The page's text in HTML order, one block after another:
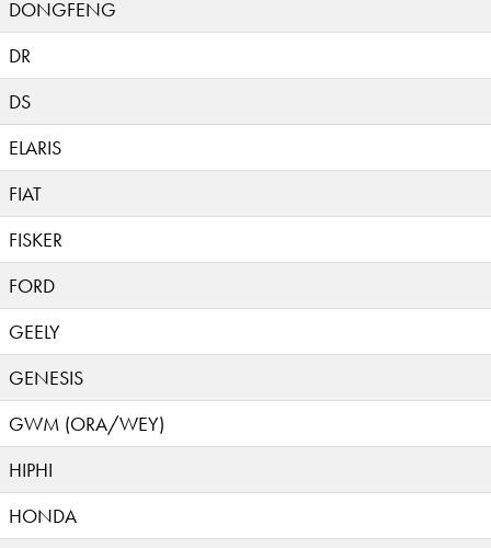
DONGFENG
DR
DS
ELARIS
FIAT
FISKER
FORD
GEELY
GENESIS
GWM (ORA/WEY)
HIPHI
HONDA